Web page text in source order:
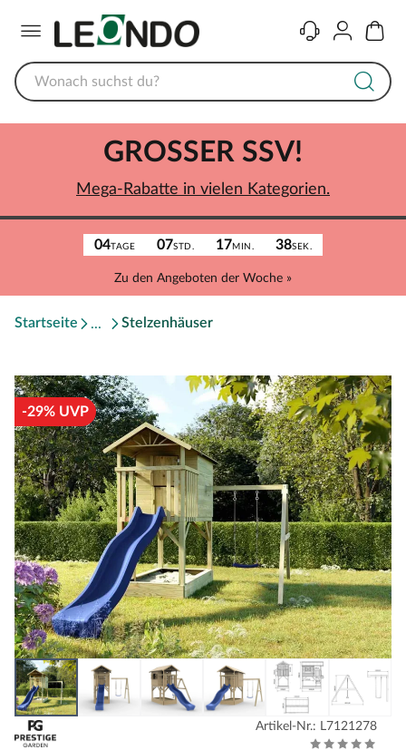
KontaktKonto
04TAGE 07STD. 17MIN. 38SEK.
Zu den Angeboten der Woche »
GROSSER SSV!
Mega-Rabatte in vielen Kategorien.
Startseite Stelzenhäuser
-29% UVP
Artikel-Nr.: L7121278